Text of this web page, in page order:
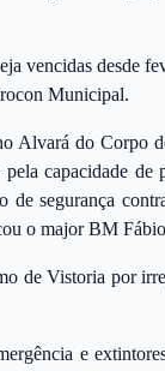
vencidas desde
Municipal.
Alvará do Corpo
capacidade
de segurança
o major BM
de Vistoria por
e